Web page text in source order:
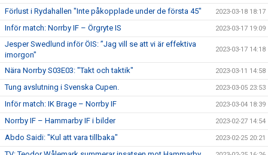
Förlust i Rydahallen "Inte påkopplade under de första 45" 2023-03-18 18:17
Inför match: Norrby IF – Örgryte IS 2023-03-17 19:09
Jesper Swedlund inför ÖIS: ”Jag vill se att vi är effektiva
imorgon"
2023-03-17 14:18
Nära Norrby S03E03: "Takt och taktik" 2023-03-11 14:58
Tung avslutning i Svenska Cupen. 2023-03-05 23:53
Inför match: IK Brage – Norrby IF 2023-03-04 18:39
Norrby IF – Hammarby IF i bilder 2023-02-27 14:54
Abdo Saidi: "Kul att vara tillbaka" 2023-02-25 20:21